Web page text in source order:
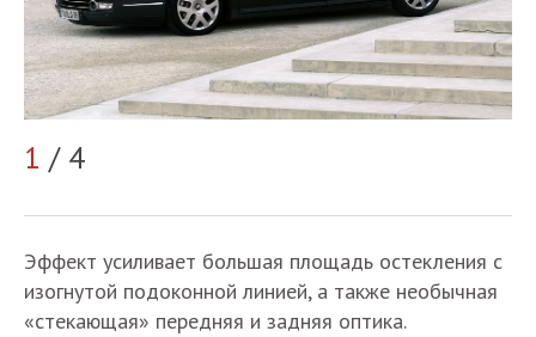
1 / 4
Эффект усиливает большая площадь остекления с
изогнутой подоконной линией, а также необычная
«стекающая» передняя и задняя оптика.